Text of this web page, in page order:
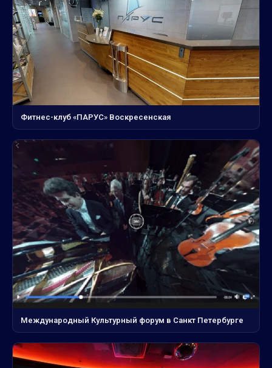
Фитнес-клуб «ПАРУС» Воскресенская
Международный Культурный форум в Санкт Петербурге